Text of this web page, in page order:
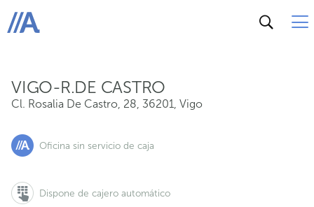
ABANCA
VIGO-R.DE CASTRO
Cl. Rosalia De Castro, 28, 36201, Vigo
Oficina sin servicio de caja
Dispone de cajero automático
Cl. Rosalia De Castro, 28, 36201, Vigo